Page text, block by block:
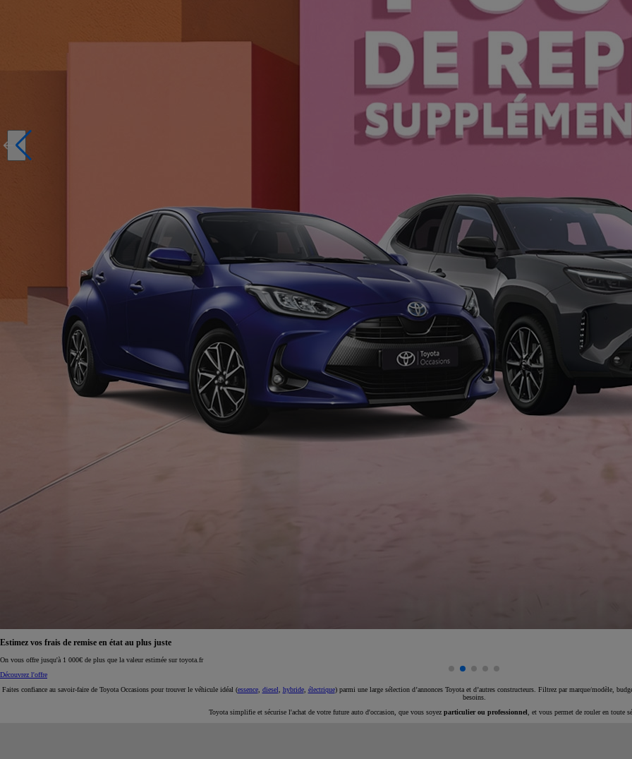
Nouvelle Yaris Cross
Disponible prochainement
Estimez vos frais de remise en état au plus juste
On vous offre jusqu'à 1 000€ de plus que la valeur estimée sur toyota.fr
Découvrez l'offre
Faites confiance au savoir-faire de Toyota Occasions pour trouver le véhicule idéal (essence, diesel hybride, électrique) parmi une large sélection d’annonces Toyota et d’autres constructeurs. Filtrez par marque/modèle,
besoins.
Toyota simplifie et sécurise l'achat de votre future auto d'occasion, que vous soyez particulier ou professionnel , et vous permet de rouler en toute